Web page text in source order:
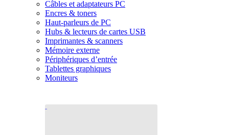
Câbles et adaptateurs PC
Encres & toners
Haut-parleurs de PC
Hubs & lecteurs de cartes USB
Imprimantes & scanners
Mémoire externe
Périphériques d’entrée
Tablettes graphiques
Moniteurs